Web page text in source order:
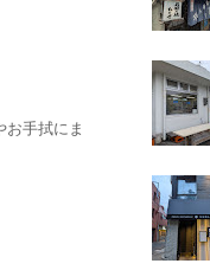
手拭にま